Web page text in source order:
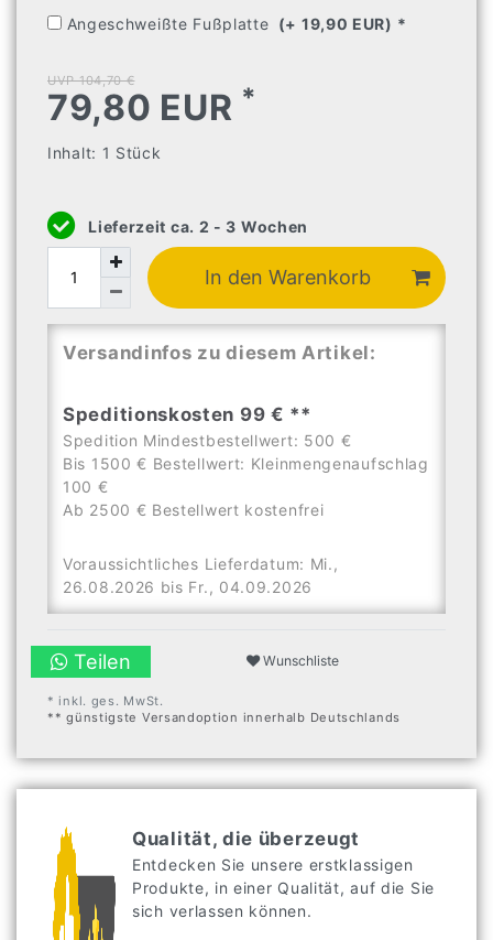
Angeschweißte Fußplatte (+ 19,90 EUR) *
UVP 104,70 €
79,80 EUR *
Inhalt: 1 Stück
Lieferzeit ca. 2 - 3 Wochen
In den Warenkorb
Versandinfos zu diesem Artikel:
Speditionskosten 99 € **
Spedition Mindestbestellwert: 500 €
Bis 1500 € Bestellwert: Kleinmengenaufschlag
100 €
Ab 2500 € Bestellwert kostenfrei
Voraussichtliches Lieferdatum: Mi.,
26.08.2026 bis Fr., 04.09.2026
Teilen Wunschliste
* inkl. ges. MwSt.
** günstigste Versandoption innerhalb Deutschlands
Qualität, die überzeugt
Entdecken Sie unsere erstklassigen
Produkte, in einer Qualität, auf die Sie
sich verlassen können.